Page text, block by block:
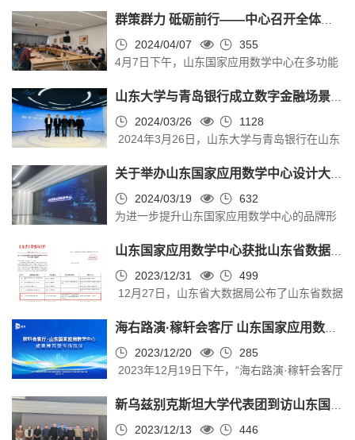
教授张继平，山东大学党委书记任友群，人...
挑战”，旨在推动数学、人工智能以及相关学科
的交流与合作，通过不同学科的交叉融合，推
动相关领域的发展。大会开幕式由交叉中心执
行主任高小山研究员主持。交叉中心主...
等研究院与山东大学、山东省大数据研究会共
建的智能金融研究创新实验室成功获批。 研究
院一直以国家和地方关键领域的重大需求为导
产学研相结合的全链条式攻关方式，开展多学
科交叉融合研究。实验室将聚焦于数字经济的
前沿领域，结合量子机器学习算法优化大模型
进行金融风险管理，利用倒向随机微分...
群策群力 砥砺前行——中心召开全体人员一季度总结会议
2024/04/07
355
4月7日下午，山东国家应用数学中心在多功能
会。中心全体入驻项目（企业）负责人和研究
员参会，回顾2024年首季的工作，并为下一阶
段工作制定计划。中心常务副主任陈增敬教授
以来为中心发展所做出的努力表示肯定。他指
出，新质生产力概念的提出，为应用数学的发
展带来了巨大的机遇，中心应该积极在传统产
业数转智改、新型战略产业和未来产业领域...
2024/03/26
1128
2024年3月26日，山东大学与青岛银行在山东
室”签约仪式。中国科学院院士、山东国家应用
数学中心主任彭实戈，中国科学院院士、中俄
数学中心主任张继平，青岛银行董事长景在
数学中心产业发展委员会主任李建军，山东大
学金融研究院院长、山东国家应用数学中心常
务副主任陈增敬，青岛银行济南分行行长姜
兵，青岛银行数据管理部总经理于宏亮，济...
2024/03/19
632
为进一步提升山东国家应用数学中心的品牌形
风貌，现决定开展山东国家应用数学中心
LOGO设计大赛。此次大赛旨在激发同学们的
创意潜能，增强团队协作能力，同时也为有设
平台。现将有关事宜通知如下：一、大赛目的
通过设计大赛的形式，征集到富有创意、符合
山东国家应用数学中心形象的LOGO作品，以
此提升中心的品牌识别度和影响力，同时加强
校园...
2023/12/31
499
12月27日，山东省大数据局公布了山东省数据
国家应用数学中心与山东省宏观经济研究院、
山东省价格认证中心、山东省社会信用中心共
建的山东省数据开放创新应用实验室成功获
求为导向，积极响应数字强国、数字强省号
召，通过产学研相结合的全链条式攻关方式，
2023/12/20
285
2023年12月19日下午，“海右路演·稼轩会客厅
活动在山东国家应用数学中心举行。该活动由
济南市科学技术局、济南市地方金融监管局、
2023/12/13
446